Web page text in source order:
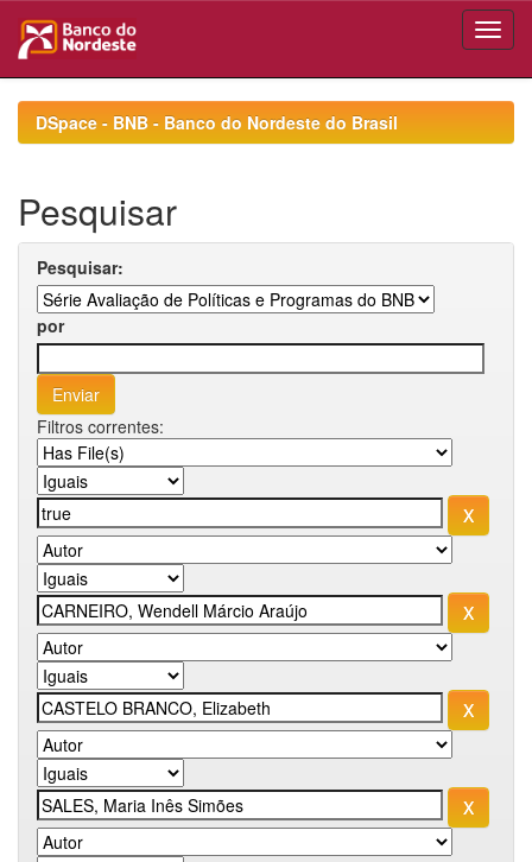
navigationDSpace - BNB - Banco do Nordeste do Brasil
Pesquisar
Pesquisar:
por
Filtros correntes: